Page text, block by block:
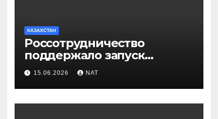
КАЗАХСТАН
Россотрудничество
поддержало запуск
инклюзивного таксопарка в
Западно-Казахстанской
области
15.06.2026 NAT